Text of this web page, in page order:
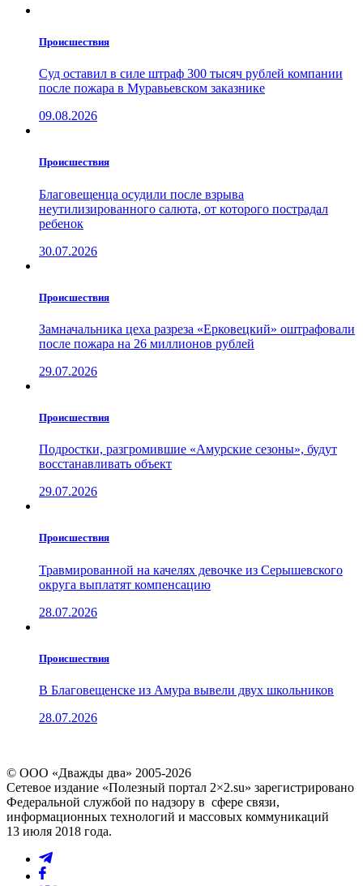
Проиcшествия
Суд оставил в силе штраф 300 тысяч рублей компании
после пожара в Муравьевском заказнике
09.08.2026
Проиcшествия
Благовещенца осудили после взрыва
неутилизированного салюта, от которого пострадал
ребенок
30.07.2026
Проиcшествия
Замначальника цеха разреза «Ерковецкий» оштрафовали
после пожара на 26 миллионов рублей
29.07.2026
Проиcшествия
Подростки, разгромившие «Амурские сезоны», будут
восстанавливать объект
29.07.2026
Проиcшествия
Травмированной на качелях девочке из Серышевского
округа выплатят компенсацию
28.07.2026
Проиcшествия
В Благовещенске из Амура вывели двух школьников
28.07.2026
© ООО «Дважды два» 2005-2026
Сетевое издание «Полезный портал 2×2.su» зарегистрировано
Федеральной службой по надзору в сфере связи,
информационных технологий и массовых коммуникаций
13 июля 2018 года.